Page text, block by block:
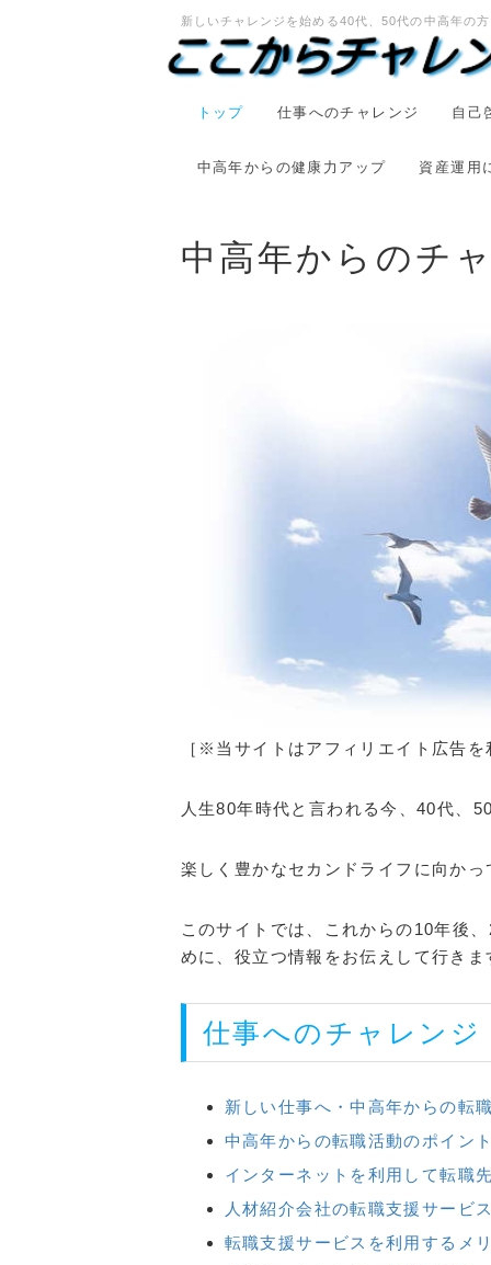
新しいチャレンジを始める40代、50代の中高年の方
トップ 仕事へのチャレンジ 自己
中高年からの健康力アップ 資産運用
中高年からのチ
［※当サイトはアフィリエイト広告を
人生80年時代と言われる今、40代、
楽しく豊かなセカンドライフに向か
このサイトでは、これからの10年後
めに、役立つ情報をお伝えして行きま
仕事へのチャレンジ
新しい仕事へ・中高年からの転職
中高年からの転職活動のポイント
インターネットを利用して転職
人材紹介会社の転職支援サービ
転職支援サービスを利用するメ